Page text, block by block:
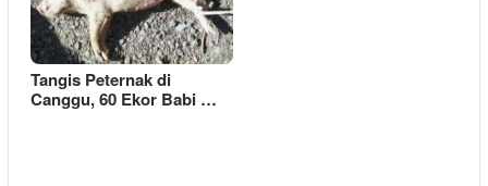
Tangis Peternak di
Canggu, 60 Ekor Babi …